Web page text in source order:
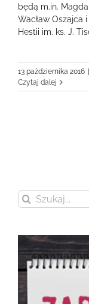
będą m.in.
Wacław Oszajca
Hestii im. ks. J.
13 października 2016
Czytaj dalej
Szukaj